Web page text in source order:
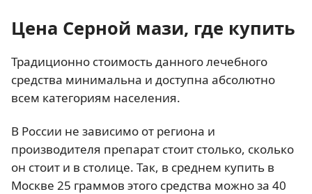
Цена Серной мази, где купить
Традиционно стоимость данного лечебного
средства минимальна и доступна абсолютно
всем категориям населения.
В России не зависимо от региона и
производителя препарат стоит столько, сколько
он стоит и в столице. Так, в среднем купить в
Москве 25 граммов этого средства можно за 40